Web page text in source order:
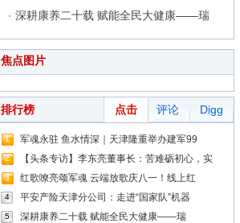
深耕康养二十载 赋能全民大健康——瑞
焦点图片
排行榜 点击 评论 Digg
1 军魂永驻 鱼水情深｜天津隆重举办建军99
2 【头条专访】李东亮董事长：苦难砺初心，实
3 红歌嘹亮颂军魂 云端放歌庆八一！线上红
4 平安产险天津分公司：走进“国家队”机器
5 深耕康养二十载 赋能全民大健康——瑞